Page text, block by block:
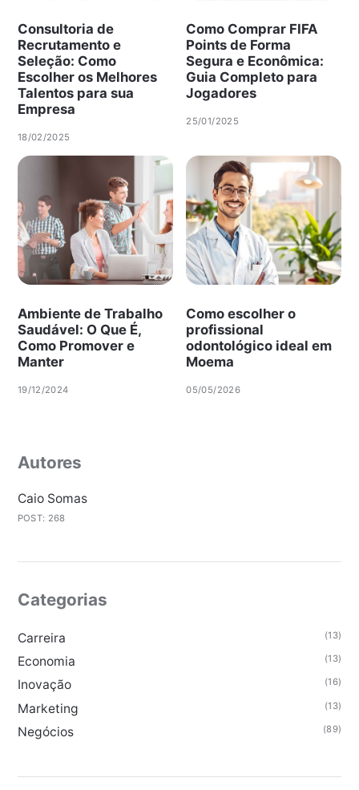
Consultoria de
Recrutamento e
Seleção: Como
Escolher os Melhores
Talentos para sua
Empresa
18/02/2025
Como Comprar FIFA
Points de Forma
Segura e Econômica:
Guia Completo para
Jogadores
25/01/2025
Ambiente de Trabalho
Saudável: O Que É,
Como Promover e
Manter
19/12/2024
Como escolher o
profissional
odontológico ideal em
Moema
05/05/2026
Autores
Caio Somas
POST: 268
Categorias
Carreira (13)
Economia (13)
Inovação (16)
Marketing (13)
Negócios (89)